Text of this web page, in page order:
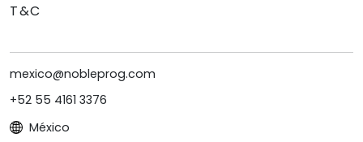
T&C
mexico@nobleprog.com
+52 55 4161 3376
México